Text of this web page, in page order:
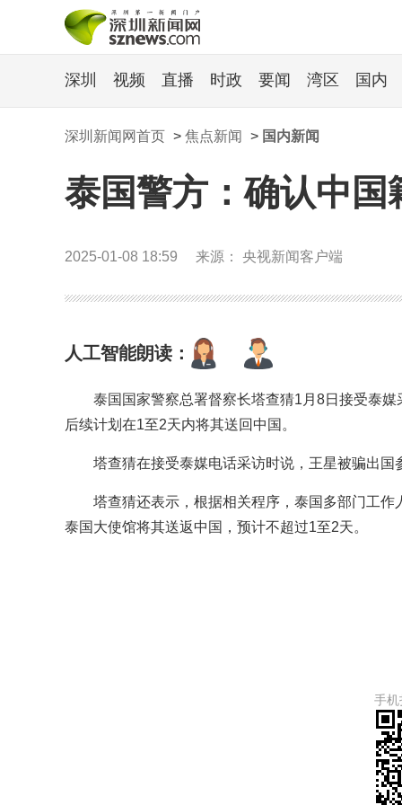
深圳 视频 直播 时政 要闻 湾区 国内
深圳新闻网首页 > 焦点新闻 > 国内新闻
泰国警方：确认中
2025-01-08 18:59 来源： 央视新闻客户端
人工智能朗读：
泰国国家警察总署督察长塔查猜1月8日接受泰
后续计划在1至2天内将其送回中国。
塔查猜在接受泰媒电话采访时说，王星被骗出
塔查猜还表示，根据相关程序，泰国多部门工
泰国大使馆将其送返中国，预计不超过1至2天。
手